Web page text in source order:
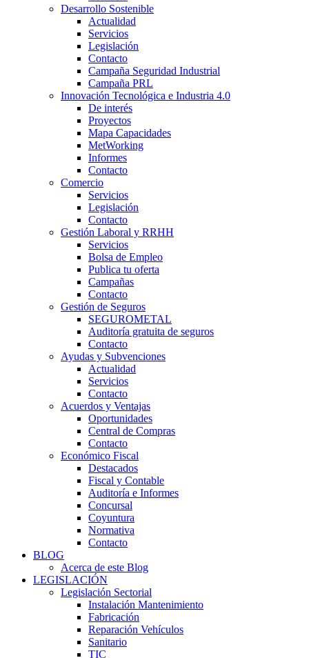
Desarrollo Sostenible
Actualidad
Servicios
Legislación
Contacto
Campaña Seguridad Industrial
Campaña PRL
Innovación Tecnológica e Industria 4.0
De interés
Proyectos
Mapa Capacidades
MetWorking
Informes
Contacto
Comercio
Servicios
Legislación
Contacto
Gestión Laboral y RRHH
Servicios
Bolsa de Empleo
Publica tu oferta
Campañas
Contacto
Gestión de Seguros
SEGUROMETAL
Auditoría gratuita de seguros
Contacto
Ayudas y Subvenciones
Actualidad
Servicios
Contacto
Acuerdos y Ventajas
Oportunidades
Central de Compras
Contacto
Económico Fiscal
Destacados
Fiscal y Contable
Auditoría e Informes
Concursal
Coyuntura
Normativa
Contacto
BLOG
Acerca de este Blog
LEGISLACIÓN
Legislación Sectorial
Instalación Mantenimiento
Fabricación
Reparación Vehículos
Sanitario
TIC